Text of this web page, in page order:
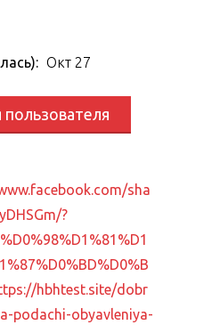
Окт 27
sha
?
hbhtest.site/dobr
podachi-obyavleniya-